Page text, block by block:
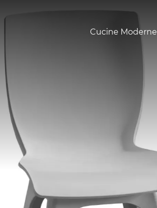
Cucine Moderne